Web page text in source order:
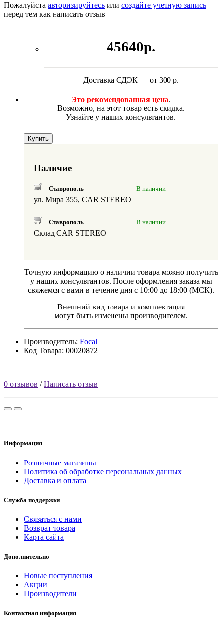
Пожалуйста авторизируйтесь или создайте учетную запись
перед тем как написать отзыв
45640р.
Доставка СДЭК — от 300 р.
Это рекомендованная цена.
Возможно, на этот товар есть скидка.
Узнайте у наших консультантов.
Купить
Наличие
Ставрополь В наличии
ул. Мира 355, CAR STEREO
Ставрополь В наличии
Склад CAR STEREO
Точную информацию о наличии товара можно получить
у наших консультантов. После оформления заказа мы
свяжемся с вами в течение дня с 10:00 до 18:00 (МСК).
Внешний вид товара и комплектация
могут быть изменены производителем.
Производитель: Focal
Код Товара: 00020872
0 отзывов /Написать отзыв
Информация
Розничные магазины
Политика об обработке персональных данных
Доставка и оплата
Служба поддержки
Связаться с нами
Возврат товара
Карта сайта
Дополнительно
Новые поступления
Акции
Производители
Контактная информация